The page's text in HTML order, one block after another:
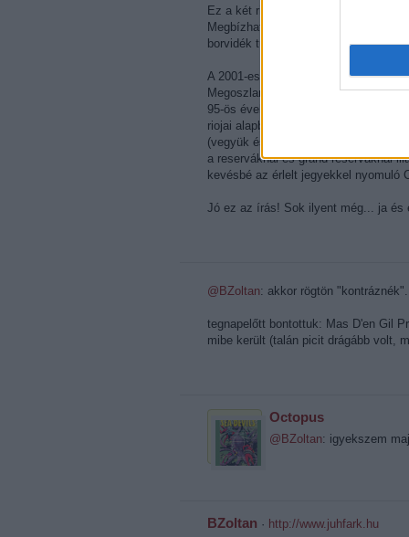
Ez a két riojai bor az ékes példája
Megbízható minőség, izgalmas és jó
borvidék tudja ezt.
A 2001-es és a 2004-es évjáratok így
Megoszlanak a vélemények, de
95-ös éveket. Kár, hogy kimaradt a
riojai alapborok azok amik
(vegyük észre, hogy minőségi
a reserváknál és grand reserváknál
kevésbé az érlelt jegyekkel nyomuló
Jó ez az írás! Sok ilyent még... ja és
@BZoltan: akkor rögtön
tegnapelőtt bontottuk: Mas D'en Gil
mibe került (talán picit drágább volt,
Octopus
@BZoltan: igyekszem
BZoltan · http://www.juhfark.hu